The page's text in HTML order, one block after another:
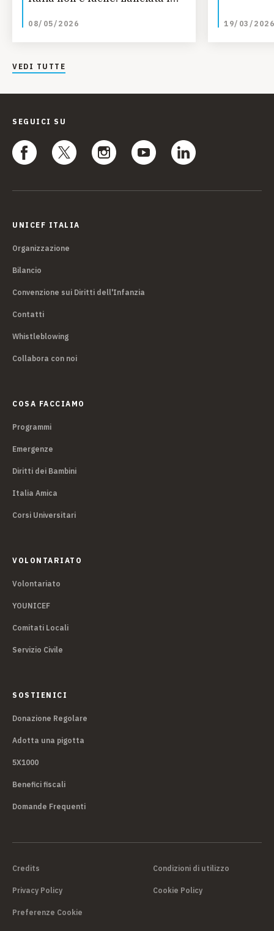
siamo soli"
08/05/2026 19/03/2026
VEDI TUTTE
SEGUICI SU
UNICEF ITALIA
Organizzazione
Bilancio
Convenzione sui Diritti dell'Infanzia
Contatti
Whistleblowing
Collabora con noi
COSA FACCIAMO
Programmi
Emergenze
Diritti dei Bambini
Italia Amica
Corsi Universitari
VOLONTARIATO
Volontariato
YOUNICEF
Comitati Locali
Servizio Civile
SOSTIENICI
Donazione Regolare
Adotta una pigotta
5X1000
Benefici fiscali
Domande Frequenti
Credits Condizioni di utilizzo
Privacy Policy Cookie Policy
Preferenze Cookie